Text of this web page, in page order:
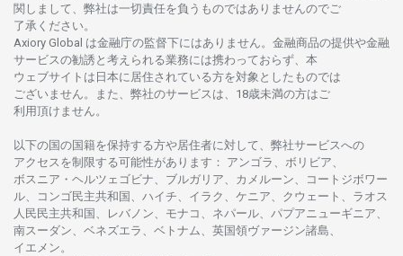
関し まして、 弊社は一切責任を負うものではありませんのでご
了承ください。
Axiory Global は金融庁の監督下にはありません。 金融商品の提供や金融
サービスの勧誘と 考えられる業務には携わっておらず、 本
ウェブサイトは 日本に居住さ れている方を対象としたものでは
ございません。
また、 弊社のサービスは、18歳未満の方はご
利用頂けません。
以下の国の国籍を保持する方や居住者に対して、 弊社サービスへの
アクセスを制限する可能性があります ： アンゴラ、ボリビア、
ボスニア ・ ヘルツェゴビナ、ブルガリア、カメルーン、コートジボワー
ル、
コンゴ民主共和国、ハイチ、イラク、ケニア、クウェート、 ラオス
人民民主共和国、レバノン、モナコ、ネパール、パプアニューギニア、
南スーダン、ベネズエラ、ベトナム、 英国領ヴァージン諸島、
イエメン。